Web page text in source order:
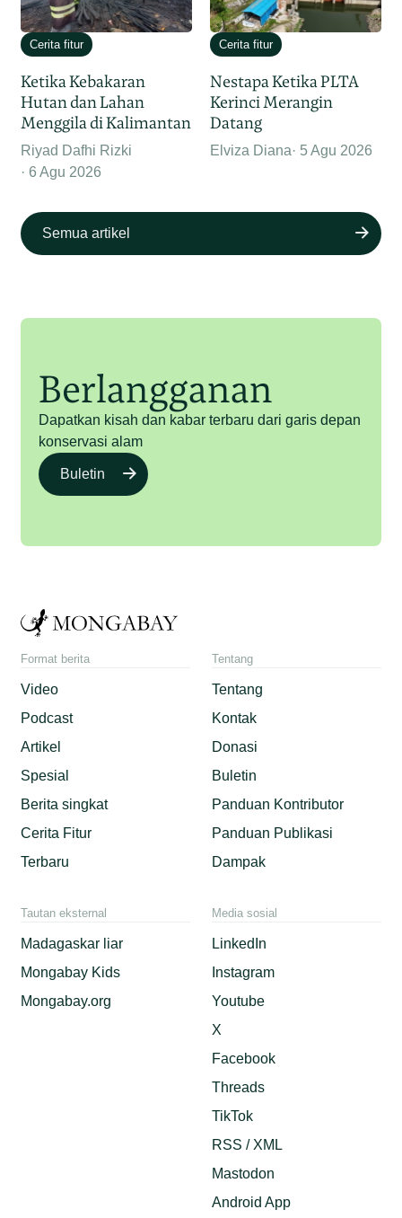
Cerita fitur
Ketika Kebakaran
Hutan dan Lahan
Menggila di Kalimantan
Riyad Dafhi Rizki
6 Agu 2026
Cerita fitur
Nestapa Ketika PLTA
Kerinci Merangin
Datang
Elviza Diana 5 Agu 2026
Semua artikel
Berlangganan
Dapatkan kisah dan kabar terbaru dari garis depan
konservasi alam
Buletin
Format berita
Video
Podcast
Artikel
Spesial
Berita singkat
Cerita Fitur
Terbaru
Tentang
Tentang
Kontak
Donasi
Buletin
Panduan Kontributor
Panduan Publikasi
Dampak
Tautan eksternal
Madagaskar liar
Mongabay Kids
Mongabay.org
Media sosial
LinkedIn
Instagram
Youtube
X
Facebook
Threads
TikTok
RSS / XML
Mastodon
Android App